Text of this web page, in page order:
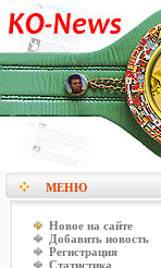
МЕНЮ
Новое на сайте
Добавить новость
Регистрация
Статистика